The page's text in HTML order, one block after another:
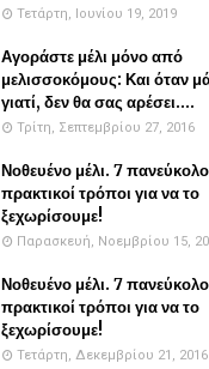
Τετάρτη, Ιουνίου 19, 2019
Αγοράστε μέλι μόνο από
μελισσοκόμους: Και όταν
γιατί, δεν θα σας αρέσει....
Τρίτη, Σεπτεμβρίου 27, 2016
Νοθευένο μέλι. 7
πρακτικοί τρόποι για να το
ξεχωρίσουμε!
Παρασκευή, Νοεμβρίου 15,
Νοθευένο μέλι. 7
πρακτικοί τρόποι για να το
ξεχωρίσουμε!
Τετάρτη, Δεκεμβρίου 21, 2016